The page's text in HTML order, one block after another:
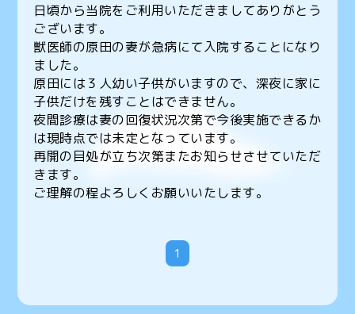
日頃から当院をご利用いただきましてありがとう
ございます。
獣医師の原田の妻が急病にて入院することになり
ました。
原田には３人幼い子供がいますので、深夜に家に
子供だけを残すことはできません。
夜間診療は妻の回復状況次第で今後実施できるか
は現時点では未定となっています。
再開の目処が立ち次第またお知らせさせていただ
きます。
ご理解の程よろしくお願いいたします。
1